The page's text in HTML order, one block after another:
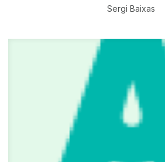
Sergi Baixas